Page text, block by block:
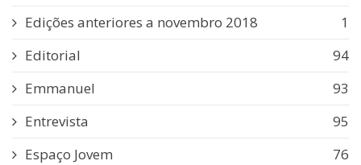
Edições anteriores a novembro 2018
1
Editorial
94
Emmanuel
93
Entrevista
95
Espaço Jovem
76